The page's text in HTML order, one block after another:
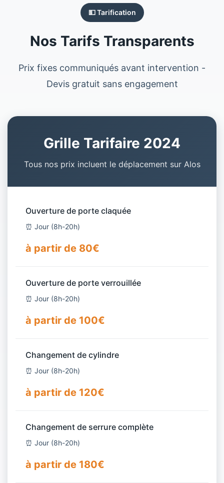
💵 Tarification
Nos Tarifs Transparents
Prix fixes communiqués avant intervention -
Devis gratuit sans engagement
Grille Tarifaire 2024
Tous nos prix incluent le déplacement sur Alos
Ouverture de porte claquée
⏰ Jour (8h-20h)
à partir de 80€
Ouverture de porte verrouillée
⏰ Jour (8h-20h)
à partir de 100€
Changement de cylindre
⏰ Jour (8h-20h)
à partir de 120€
Changement de serrure complète
⏰ Jour (8h-20h)
à partir de 180€